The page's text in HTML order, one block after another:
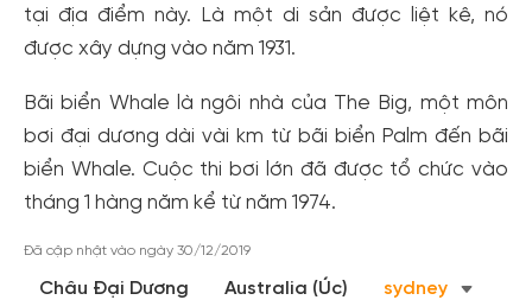
tại địa điểm này. Là một di sản được liệt kê, nó
được xây dựng vào năm 1931.
Bãi biển Whale là ngôi nhà của The Big, một môn
bơi đại dương dài vài km từ bãi biển Palm đến bãi
biển Whale. Cuộc thi bơi lớn đã được tổ chức vào
tháng 1 hàng năm kể từ năm 1974.
Đã cập nhật vào ngày 30/12/2019
Châu Đại Dương Australia (Úc) sydney
Đăng nhập Facebook
Đăng nhập Google